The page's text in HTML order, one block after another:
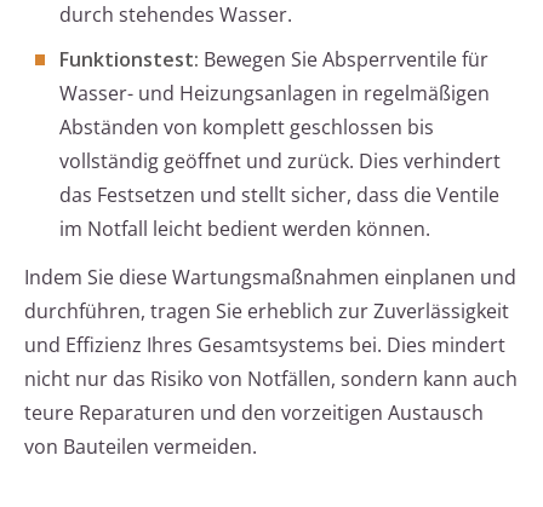
durch stehendes Wasser.
Funktionstest: Bewegen Sie Absperrventile für
Wasser- und Heizungsanlagen in regelmäßigen
Abständen von komplett geschlossen bis
vollständig geöffnet und zurück. Dies verhindert
das Festsetzen und stellt sicher, dass die Ventile
im Notfall leicht bedient werden können.
Indem Sie diese Wartungsmaßnahmen einplanen und
durchführen, tragen Sie erheblich zur Zuverlässigkeit
und Effizienz Ihres Gesamtsystems bei. Dies mindert
nicht nur das Risiko von Notfällen, sondern kann auch
teure Reparaturen und den vorzeitigen Austausch
von Bauteilen vermeiden.